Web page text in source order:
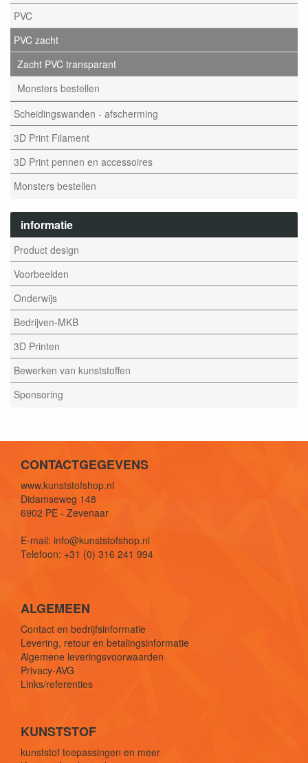
PVC
PVC zacht
Zacht PVC transparant
Monsters bestellen
Scheidingswanden - afscherming
3D Print Filament
3D Print pennen en accessoires
Monsters bestellen
informatie
Product design
Voorbeelden
Onderwijs
Bedrijven-MKB
3D Printen
Bewerken van kunststoffen
Sponsoring
CONTACTGEGEVENS
www.kunststofshop.nl
Didamseweg 148
6902 PE - Zevenaar
E-mail: info@kunststofshop.nl
Telefoon: +31 (0) 316 241 994
ALGEMEEN
Contact en bedrijfsinformatie
Levering, retour en betalingsinformatie
Algemene leveringsvoorwaarden
Privacy-AVG
Links/referenties
KUNSTSTOF
kunststof toepassingen en meer